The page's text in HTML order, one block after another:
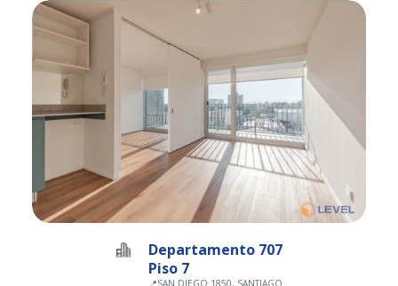
Departamento 707
Piso 7
📍SAN DIEGO 1850, SANTIAGO